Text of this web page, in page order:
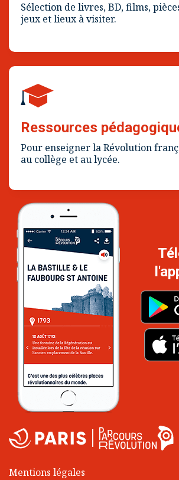
Sélection de livres, BD, films,
jeux et lieux à visiter.
Ressources
Pour enseigner la Révolution
au collège et au lycée.
Mentions légales